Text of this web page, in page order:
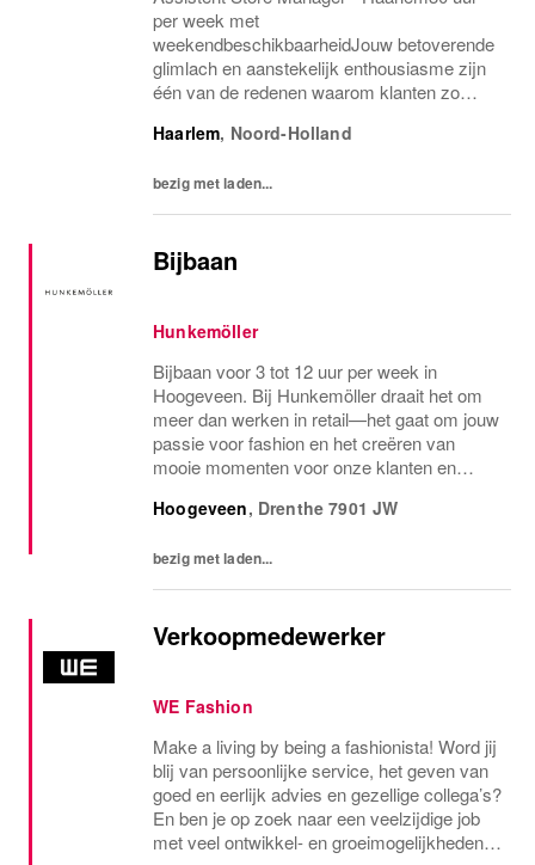
per week met
weekendbeschikbaarheidJouw betoverende
glimlach en aanstekelijk enthousiasme zijn
één van de redenen waarom klanten zo
Haarlem, Noord-Holland
bezig met laden...
Bijbaan
Hunkemöller
Bijbaan voor 3 tot 12 uur per week in
Hoogeveen. Bij Hunkemöller draait het om
meer dan werken in retail—het gaat om jouw
passie voor fashion en het creëren van
mooie momenten voor onze klanten en
inspirerende werkomgeving waar iedereen
Hoogeveen, Drenthe 7901 JW
bezig met laden...
Verkoopmedewerker
WE Fashion
Make a living by being a fashionista! Word jij
blij van persoonlijke service, het geven van
goed en eerlijk advies en gezellige collega’s?
En ben je op zoek naar een veelzijdige job
met veel ontwikkel- en groeimogelijkheden?